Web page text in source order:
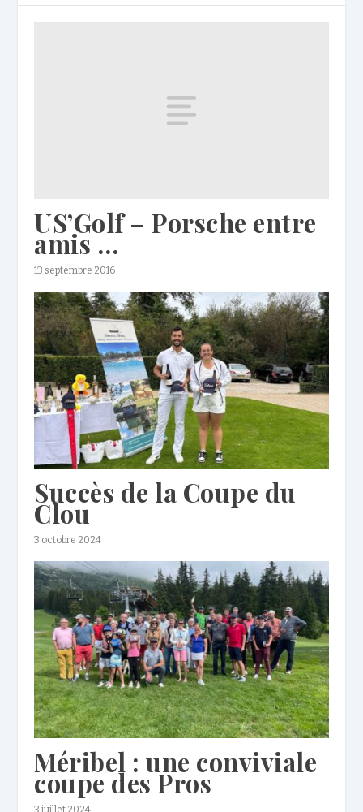
US’Golf – Porsche entre
amis …
13 septembre 2016
Succès de la Coupe du
Clou
3 octobre 2024
Méribel : une conviviale
coupe des Pros
3 juillet 2024